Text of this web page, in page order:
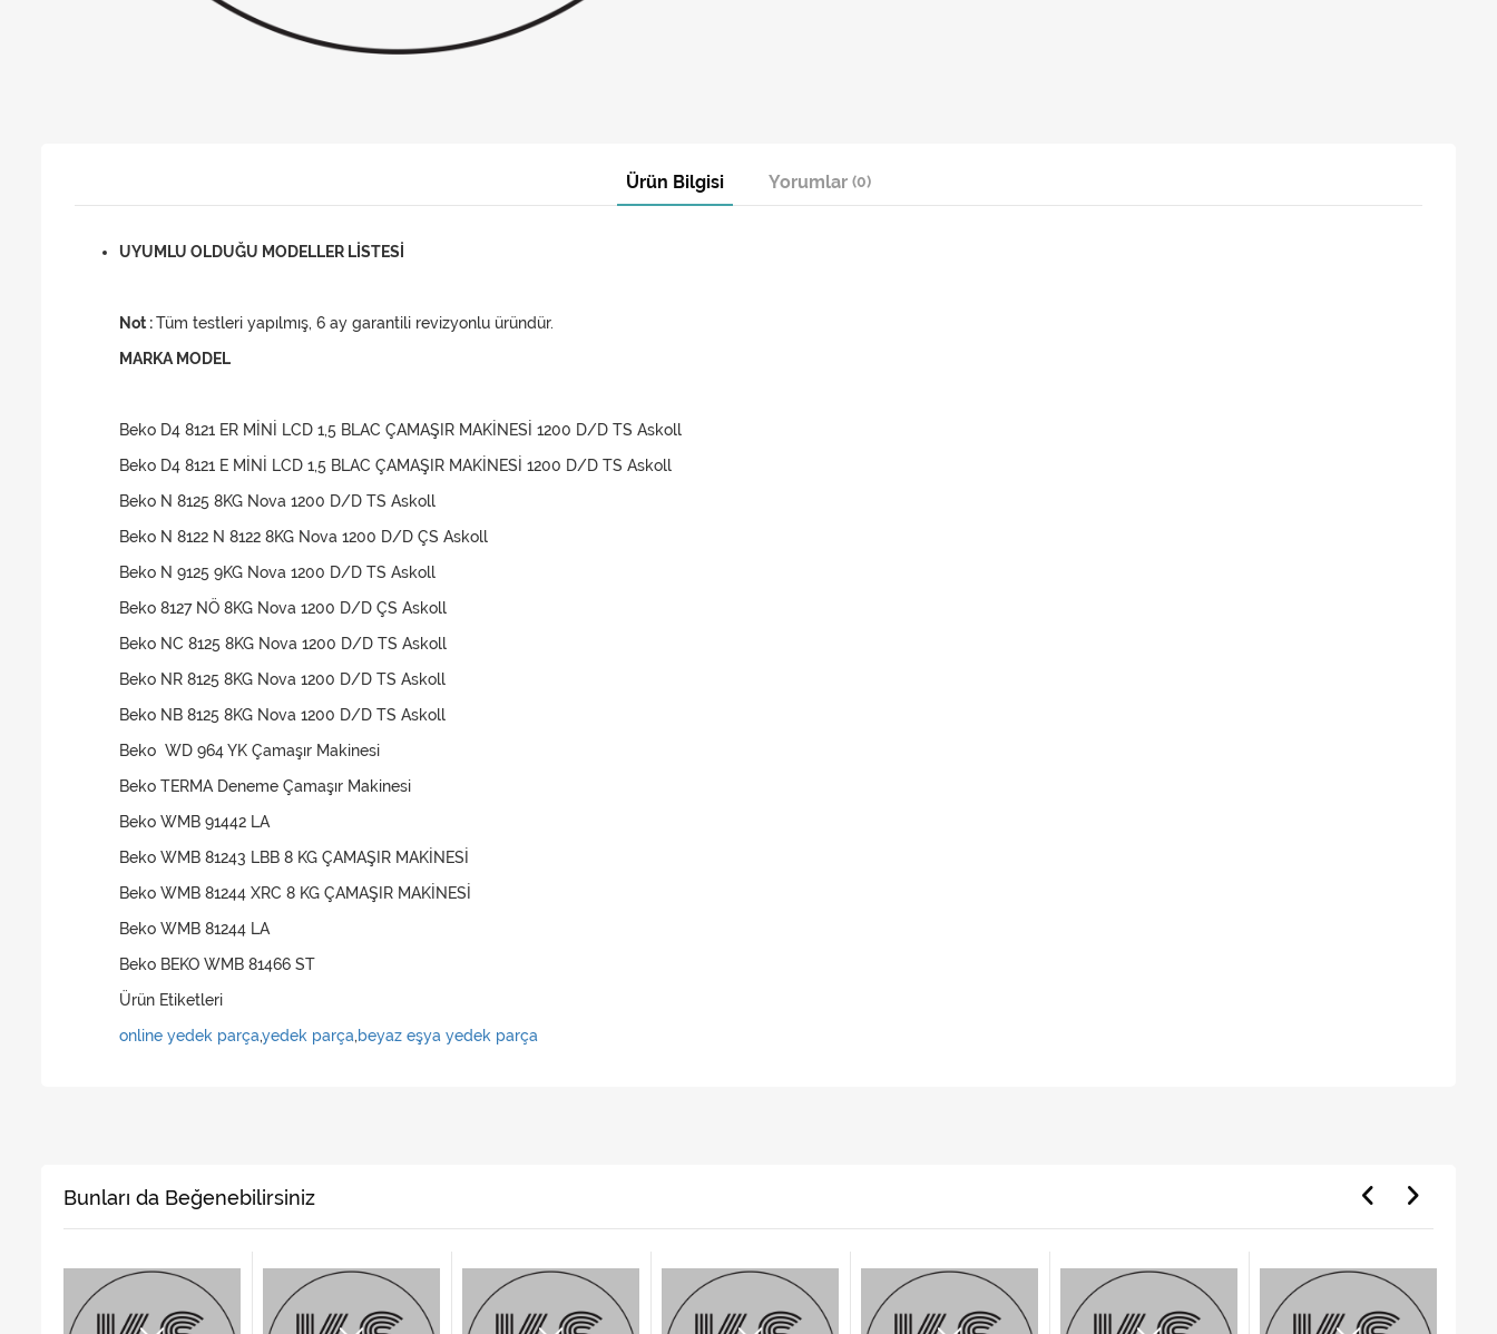
Ürün Bilgisi Yorumlar (0)
UYUMLU OLDUĞU MODELLER LİSTESİ
Not :Tüm testleri yapılmış, 6 ay garantili revizyonlu üründür.
MARKA MODEL
Beko D4 8121 ER MİNİ LCD 1,5 BLAC ÇAMAŞIR MAKİNESİ 1200 D/D TS Askoll
Beko D4 8121 E MİNİ LCD 1,5 BLAC ÇAMAŞIR MAKİNESİ 1200 D/D TS Askoll
Beko N 8125 8KG Nova 1200 D/D TS Askoll
Beko N 8122 N 8122 8KG Nova 1200 D/D ÇS Askoll
Beko N 9125 9KG Nova 1200 D/D TS Askoll
Beko 8127 NÖ 8KG Nova 1200 D/D ÇS Askoll
Beko NC 8125 8KG Nova 1200 D/D TS Askoll
Beko NR 8125 8KG Nova 1200 D/D TS Askoll
Beko NB 8125 8KG Nova 1200 D/D TS Askoll
Beko WD 964 YK Çamaşır Makinesi
Beko TERMA Deneme Çamaşır Makinesi
Beko WMB 91442 LA
Beko WMB 81243 LBB 8 KG ÇAMAŞIR MAKİNESİ
Beko WMB 81244 XRC 8 KG ÇAMAŞIR MAKİNESİ
Beko WMB 81244 LA
Beko BEKO WMB 81466 ST
Ürün Etiketleri
online yedek parça,yedek parça,beyaz eşya yedek parça
Bunları da Beğenebilirsiniz